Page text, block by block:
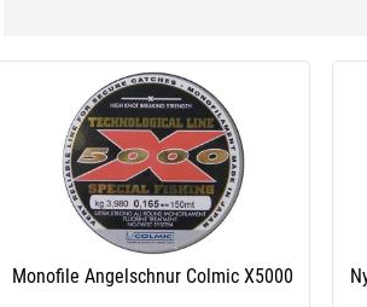
Monofile Angelschnur Colmic X5000